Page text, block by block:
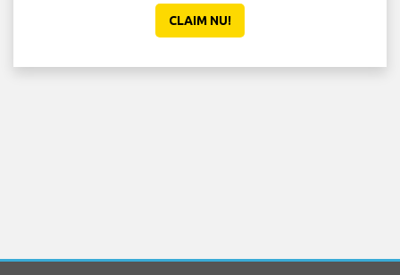
CLAIM NU!